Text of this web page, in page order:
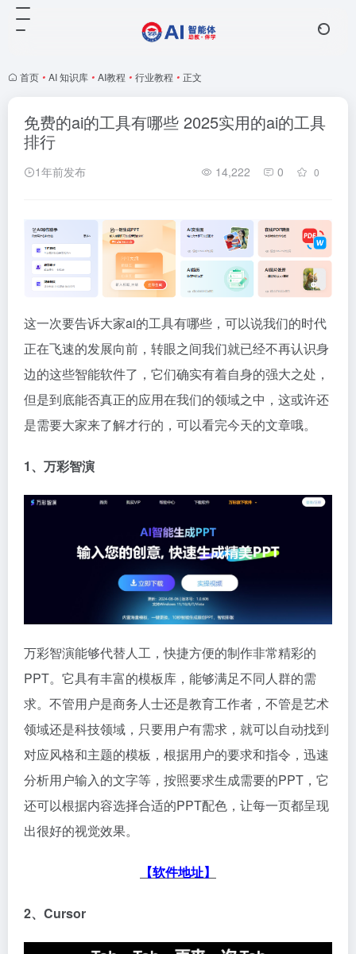
首页 • AI 知识库 • AI教程 • 行业教程 • 正文
免费的ai的工具有哪些 2025实用的ai的工具
排行
1年前发布 14,222 0 0
这一次要告诉大家ai的工具有哪些，可以说我们的时代
正在飞速的发展向前，转眼之间我们就已经不再认识身
边的这些智能软件了，它们确实有着自身的强大之处，
但是到底能否真正的应用在我们的领域之中，这或许还
是需要大家来了解才行的，可以看完今天的文章哦。
1、万彩智演
万彩智演能够代替人工，快捷方便的制作非常精彩的
PPT。它具有丰富的模板库，能够满足不同人群的需
求。不管用户是商务人士还是教育工作者，不管是艺术
领域还是科技领域，只要用户有需求，就可以自动找到
对应风格和主题的模板，根据用户的要求和指令，迅速
分析用户输入的文字等，按照要求生成需要的PPT，它
还可以根据内容选择合适的PPT配色，让每一页都呈现
出很好的视觉效果。
【软件地址】
2、Cursor